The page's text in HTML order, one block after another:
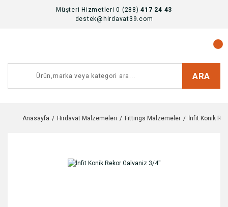
Müşteri Hizmetleri 0 (288)417 24 43
destek@hirdavat39.com
ARA
Anasayfa Hırdavat Malzemeleri Fittings Malzemeler İnfit Konik